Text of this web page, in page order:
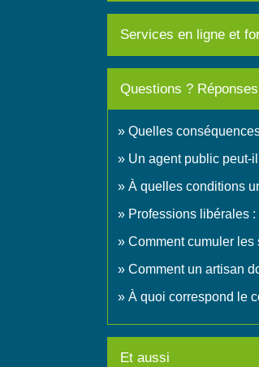
Services en ligne et
Questions ?
Quelles
Un agent public peut-
À quelles conditions
Professions libérales
Comment cumuler les
Comment un artisan
À quoi correspond le
Et aussi